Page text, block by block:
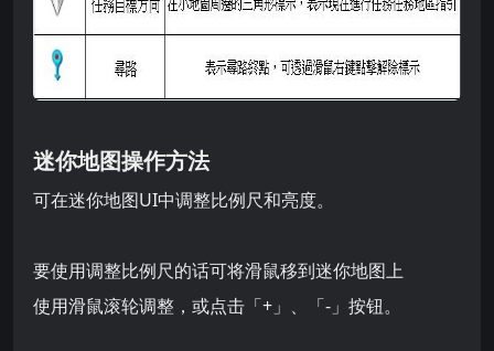
迷你地图操作方法
可在迷你地图UI中调整比例尺和亮度。
要使用调整比例尺的话可将滑鼠移到迷你地图上
使用滑鼠滚轮调整，或点击「+」、「-」按钮。